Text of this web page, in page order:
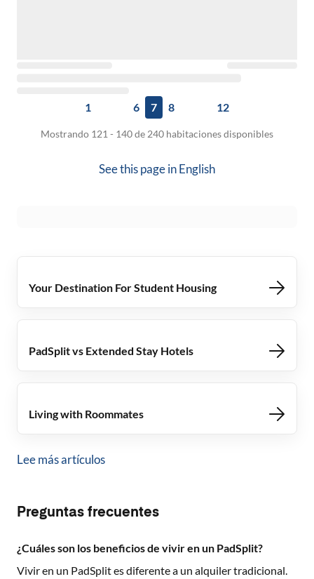
1 6 7 8 12
Mostrando 121 - 140 de 240 habitaciones disponibles
See this page inEnglish
Your Destination For Student Housing
PadSplit vs Extended Stay Hotels
Living with Roommates
Lee más artículos
Preguntas frecuentes
¿Cuáles son los beneficios de vivir en un PadSplit?
Vivir en un PadSplit es diferente a un alquiler tradicional.